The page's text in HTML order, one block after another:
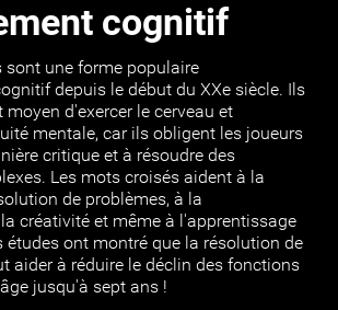
cognitif
sont une forme populaire
depuis le début du XXe siècle. Ils
d'exercer le cerveau et
mentale, car ils obligent les joueurs
critique et à résoudre des
Les mots croisés aident à la
de problèmes, à la
créativité et même à l'apprentissage
études ont montré que la résolution de
aider à réduire le déclin des fonctions
jusqu'à sept ans !